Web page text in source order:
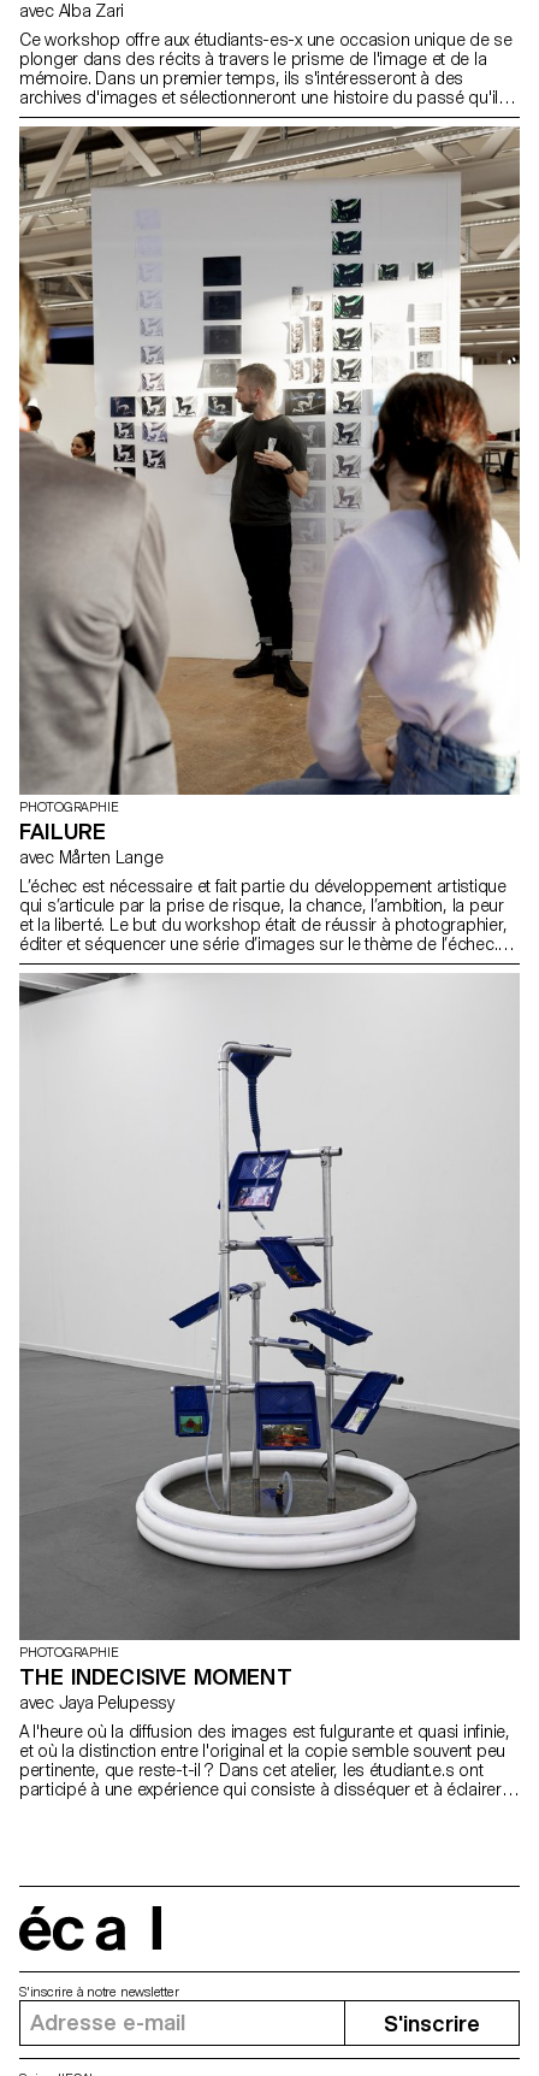
avec Alba Zari
Ce workshop offre aux étudiants-es-x une occasion unique de se
plonger dans des récits à travers le prisme de l'image et de la
mémoire. Dans un premier temps, ils s'intéresseront à des
archives d'images et sélectionneront une histoire du passé qu'ils
disséqueront visuellement. Cette phase analytique ouvre la voie à
une exploration plus personnelle, les participants passant à
l'étape suivante, où ils remplaceront un personnage des archives
par eux-elles-mêmes, par le biais de l'autoportrait. Au cœur de
l'atelier se trouve une interrogation sur le médium de la
photographie et sur le concept d'archive. Grâce à des
discussions guidées, les participants comprendront que la
photographie n'est pas seulement un moyen de capturer des
moments, mais aussi une forme de témoignage de l'histoire. Ils
exploreront leur rôle en tant que collectionneurs et éditeurs
d'images, en réfléchissant aux nuances de la production et de la
consommation d'images. En utilisant leurs archives personnelles
comme tremplin pour la créativité et la réflexion, les participants
se familiariseront avec les complexités de la narration visuelle. En
examinant les images de manière analytique et conceptuelle, ils
développeront une compréhension plus profonde de leur rôle
dans l'élaboration des récits. En fin de compte, l'atelier vise à
donner aux étudiants-es-x les moyens de créer leurs propres
histoires, en favorisant un lien plus profond avec le passé et leur
propre identité grâce à l'outil puissant qu'est la photographie.
PHOTOGRAPHIE
FAILURE
avec Mårten Lange
L’échec est nécessaire et fait partie du développement artistique
qui s’articule par la prise de risque, la chance, l’ambition, la peur
et la liberté. Le but du workshop était de réussir à photographier,
éditer et séquencer une série d’images sur le thème de l’échec.
Les résultats finaux sont présentés dans des formes diverses :
éditions, simples tirages ou accrochages plus complexes et
vidéos.
PHOTOGRAPHIE
THE INDECISIVE MOMENT
avec Jaya Pelupessy
A l'heure où la diffusion des images est fulgurante et quasi infinie,
et où la distinction entre l'original et la copie semble souvent peu
pertinente, que reste-t-il ? Dans cet atelier, les étudiant.e.s ont
participé à une expérience qui consiste à disséquer et à éclairer
S'inscrire à notre newsletter
S'inscrire